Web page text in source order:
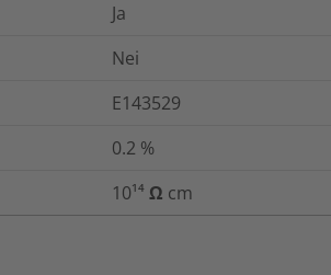
Ja
Nei
E143529
0.2 %
10¹⁴ Ω cm